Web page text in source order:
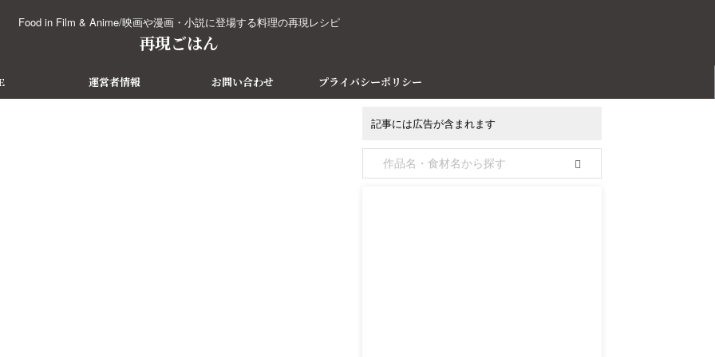
Food in Film & Anime/映画や漫画・小説に登場する料理の再現レシピ
再現ごはん
運営者情報 お問い合わせ プライバシーポリシー
記事には広告が含まれます